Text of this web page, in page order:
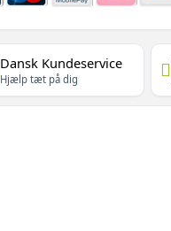
Dansk Kundeservice
Hjælp tæt på dig